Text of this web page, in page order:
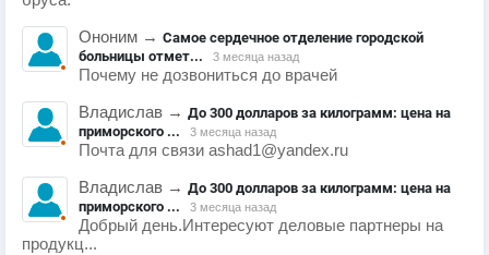
Ононим → Самое сердечное отделение городской
больницы отмет...
3 месяца назад
Почему не дозвониться до врачей
Владислав → До 300 долларов за килограмм: цена на
приморского ...
3 месяца назад
Почта для связи ashad1@yandex.ru
Владислав → До 300 долларов за килограмм: цена на
приморского ...
3 месяца назад
Добрый день.Интересуют деловые партнеры на
продукц...